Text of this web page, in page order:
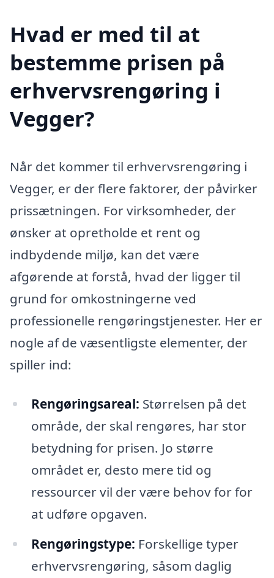
Hvad er med til at
bestemme prisen på
erhvervsrengøring i
Vegger?
Når det kommer til erhvervsrengøring i
Vegger, er der flere faktorer, der påvirker
prissætningen. For virksomheder, der
ønsker at opretholde et rent og
indbydende miljø, kan det være
afgørende at forstå, hvad der ligger til
grund for omkostningerne ved
professionelle rengøringstjenester. Her er
nogle af de væsentligste elementer, der
spiller ind:
Rengøringsareal: Størrelsen på det
område, der skal rengøres, har stor
betydning for prisen. Jo større
området er, desto mere tid og
ressourcer vil der være behov for for
at udføre opgaven.
Rengøringstype: Forskellige typer
erhvervsrengøring, såsom daglig